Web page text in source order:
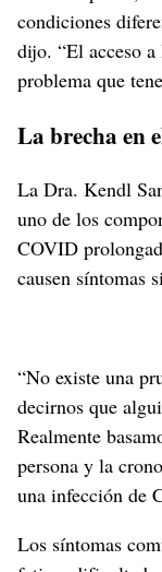
condiciones
dijo. “El acceso
problema que
La brecha en
La Dra. Kendl
uno de los
COVID
causen síntomas
“No existe una
decirnos que
Realmente
persona y la
una infección de
Los síntomas